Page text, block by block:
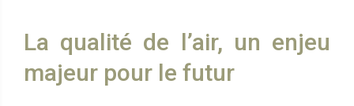
La qualité de l’air, un enjeu
majeur pour le futur